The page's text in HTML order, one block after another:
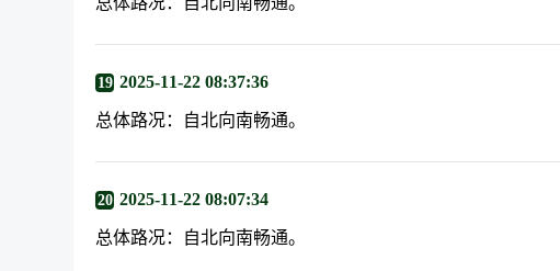
19 2025-11-22 08:37:36
总体路况：自北向南畅通。
20 2025-11-22 08:07:34
总体路况：自北向南畅通。